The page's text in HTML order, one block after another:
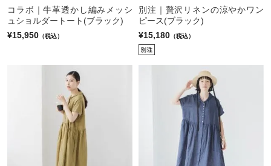
コラボ｜牛革透かし編みメッシ
ュショルダートート(ブラック)
¥15,950 （税込）
別注｜贅沢リネンの涼やかワン
ピース(ブラック)
¥15,180 （税込）